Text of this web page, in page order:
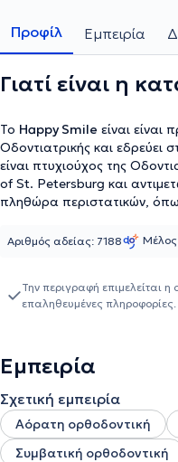
Προφίλ Εμπειρία
Γιατί είναι η
Το Happy Smile είναι είναι
Οδοντιατρικής και
είναι πτυχιούχος της
of St. Petersburg και
πληθώρα περιστατικών,
περιοδοντίτιδας, θεραπεία
αποκατάσταση οδοντικών
αναφερθεί πως λαμβάνει
ικανοποιημένα και
Αριθμός αδείας: 7188 Μέλος
Την περιγραφή επιμελείται
επαληθευμένες πληροφορίες.
Εμπειρία
Σχετική εμπειρία
Αόρατη ορθοδοντική
Συμβατική ορθοδοντική